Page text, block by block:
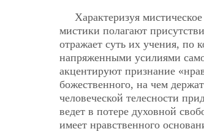
Характеризуя
мистики полагают
отражает суть их учения, по
напряженными усилиями
акцентируют признание
божественного, на чем
человеческой телесности
ведет в потере духовной
имеет нравственного